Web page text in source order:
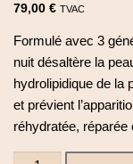
79,00 € TVAC
Formulé avec 3
nuit désaltère la
hydrolipidique de la
et prévient
réhydratée, réparée